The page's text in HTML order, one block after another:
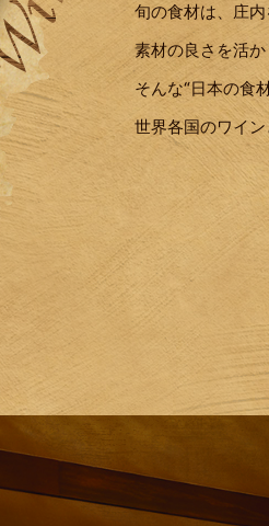
旬の食材は、庄
素材の良さを活
そんな“日本の食
世界各国のワイ